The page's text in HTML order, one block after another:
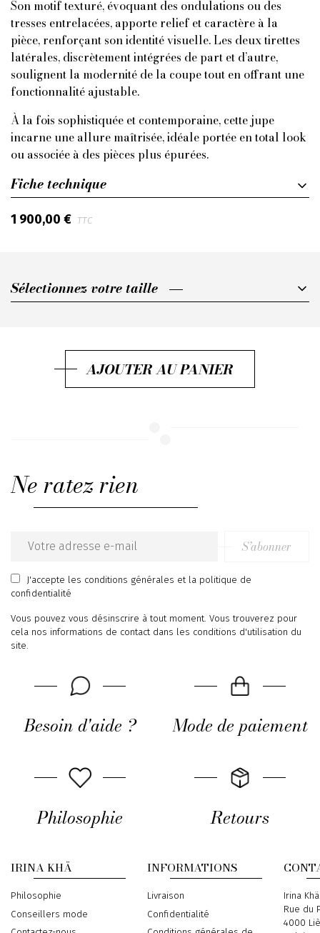
Son motif texturé, évoquant des ondulations ou des
tresses entrelacées, apporte relief et caractère à la
pièce, renforçant son identité visuelle. Les deux tirettes
latérales, discrètement intégrées de part et d’autre,
soulignent la modernité de la coupe tout en offrant une
fonctionnalité ajustable.
À la fois sophistiquée et contemporaine, cette jupe
incarne une allure maîtrisée, idéale portée en total look
ou associée à des pièces plus épurées.
Fiche technique
1 900,00 € TTC
Sélectionnez votre taille
Sélectionnez votre taille
AJOUTER AU PANIER
Ne ratez rien
Email
address
S’abonner
J'accepte les conditions générales et la politique de
confidentialité
Vous pouvez vous désinscrire à tout moment. Vous trouverez pour
cela nos informations de contact dans les conditions d'utilisation du
site.
Besoin d'aide ? Mode de paiement
Philosophie Retours
IRINA KHÄ
Philosophie
Conseillers mode
INFORMATIONS
Livraison
Confidentialité
Address
Irina Khä
Rue du
4000